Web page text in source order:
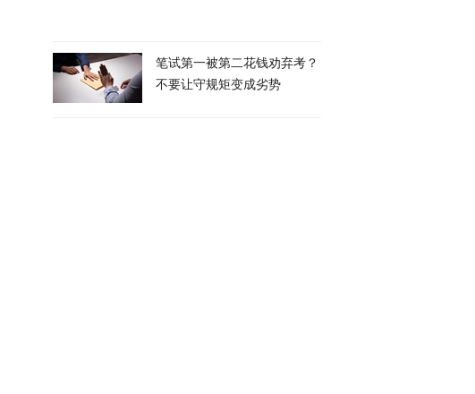
笔试第一被第二花钱劝弃考？
不要让守规矩变成劣势